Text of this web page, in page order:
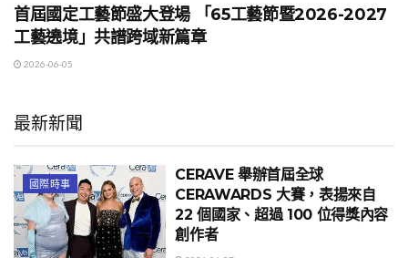
首屆國定工藝節盛大登場 「65工藝節暨2026-2027
工藝遶境」共譜跨域新篇章
2026-06-05
最新新聞
國際時事
CERAVE 舉辦首屆全球
CERAWARDS 大賽，表揚來自
22 個國家、超過 100 位得獎內容
創作者